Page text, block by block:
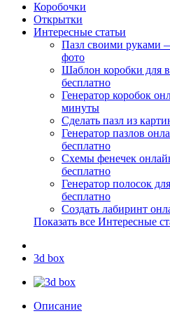
Коробочки
Открытки
Интересные статьи
Пазл своими руками
фото
Шаблон коробки для
бесплатно
Генератор коробок
минуты
Сделать пазл из
Генератор пазлов
бесплатно
Схемы фенечек
бесплатно
Генератор полосок
бесплатно
Создать лабиринт
Показать все Интересные
3d box
Описание